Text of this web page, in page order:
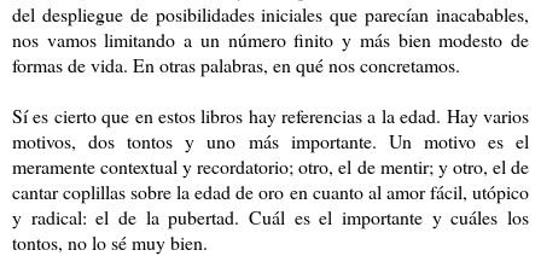
del despliegue de posibilidades iniciales que parecían inacabables,
nos vamos limitando a un número finito y más bien modesto de
formas de vida. En otras palabras, en qué nos concretamos.
Sí es cierto que en estos libros hay referencias a la edad. Hay varios
motivos, dos tontos y uno más importante. Un motivo es el
meramente contextual y recordatorio; otro, el de mentir; y otro, el de
cantar coplillas sobre la edad de oro en cuanto al amor fácil, utópico
y radical: el de la pubertad. Cuál es el importante y cuáles los
tontos, no lo sé muy bien.